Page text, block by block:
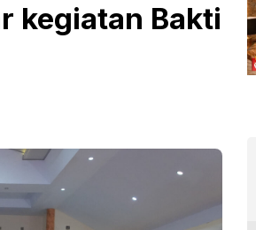
kegiatan Bakti